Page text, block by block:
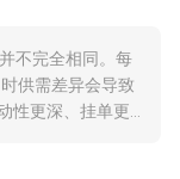
，例如各司法
与链上转账的监
架与市场参与者
则 OMR Value =
OMR Value /
中心化交易中，
不完全相同。每
供需差异会导致
性更深、挂单更